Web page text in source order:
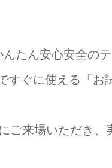
たん安心安全の
すぐに使える「お
ご来場いただき、